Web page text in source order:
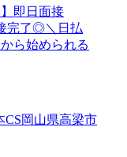
即日面接
完了◎＼日払
ら始められる
岡山県高梁市